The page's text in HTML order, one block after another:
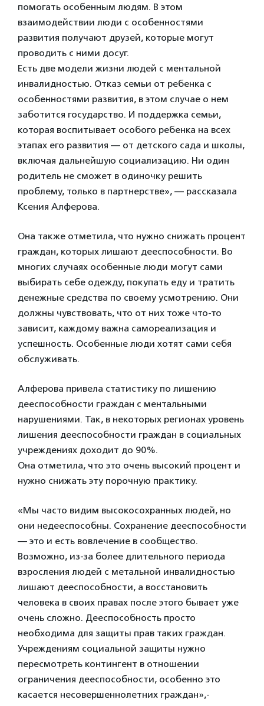
помогать особенным людям. В этом
взаимодействии люди с особенностями
развития получают друзей, которые могут
проводить с ними досуг.
Есть две модели жизни людей с ментальной
инвалидностью. Отказ семьи от ребенка с
особенностями развития, в этом случае о нем
заботится государство. И поддержка семьи,
которая воспитывает особого ребенка на всех
этапах его развития — от детского сада и школы,
включая дальнейшую социализацию. Ни один
родитель не сможет в одиночку решить
проблему, только в партнерстве», — рассказала
Ксения Алферова.
Она также отметила, что нужно снижать процент
граждан, которых лишают дееспособности. Во
многих случаях особенные люди могут сами
выбирать себе одежду, покупать еду и тратить
денежные средства по своему усмотрению. Они
должны чувствовать, что от них тоже что-то
зависит, каждому важна самореализация и
успешность. Особенные люди хотят сами себя
обслуживать.
Алферова привела статистику по лишению
дееспособности граждан с ментальными
нарушениями. Так, в некоторых регионах уровень
лишения дееспособности граждан в социальных
учреждениях доходит до 90%.
Она отметила, что это очень высокий процент и
нужно снижать эту порочную практику.
«Мы часто видим высокосохранных людей, но
они недееспособны. Сохранение дееспособности
— это и есть вовлечение в сообщество.
Возможно, из-за более длительного периода
взросления людей с метальной инвалидностью
лишают дееспособности, а восстановить
человека в своих правах после этого бывает уже
очень сложно. Дееспособность просто
необходима для защиты прав таких граждан.
Учреждениям социальной защиты нужно
пересмотреть контингент в отношении
ограничения дееспособности, особенно это
касается несовершеннолетних граждан»,-